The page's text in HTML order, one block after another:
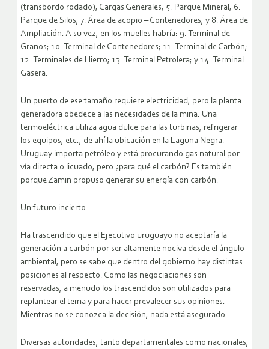
(transbordo rodado), Cargas Generales; 5. Parque Mineral; 6.
Parque de Silos; 7. Área de acopio – Contenedores; y 8. Área de
Ampliación. A su vez, en los muelles habría: 9. Terminal de
Granos; 10. Terminal de Contenedores; 11. Terminal de Carbón;
12. Terminales de Hierro; 13. Terminal Petrolera; y 14. Terminal
Gasera.
Un puerto de ese tamaño requiere electricidad, pero la planta
generadora obedece a las necesidades de la mina. Una
termoeléctrica utiliza agua dulce para las turbinas, refrigerar
los equipos, etc., de ahí la ubicación en la Laguna Negra.
Uruguay importa petróleo y está procurando gas natural por
vía directa o licuado, pero ¿para qué el carbón? Es también
porque Zamin propuso generar su energía con carbón.
Un futuro incierto
Ha trascendido que el Ejecutivo uruguayo no aceptaría la
generación a carbón por ser altamente nociva desde el ángulo
ambiental, pero se sabe que dentro del gobierno hay distintas
posiciones al respecto. Como las negociaciones son
reservadas, a menudo los trascendidos son utilizados para
replantear el tema y para hacer prevalecer sus opiniones.
Mientras no se conozca la decisión, nada está asegurado.
Diversas autoridades, tanto departamentales como nacionales,